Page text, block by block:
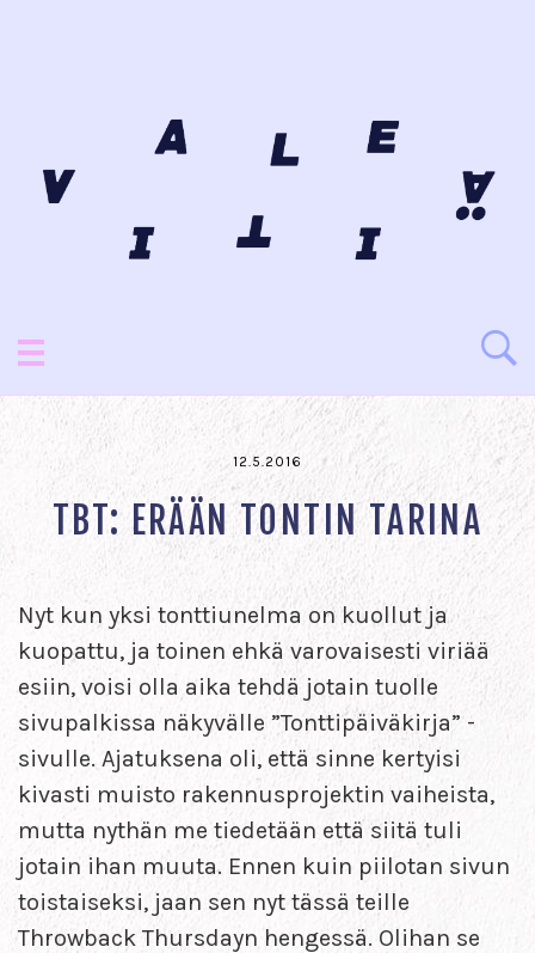
12.5.2016
TBT: ERÄÄN TONTIN TARINA
Nyt kun yksi tonttiunelma on kuollut ja
kuopattu, ja toinen ehkä varovaisesti viriää
esiin, voisi olla aika tehdä jotain tuolle
sivupalkissa näkyvälle ”Tonttipäiväkirja” -
sivulle. Ajatuksena oli, että sinne kertyisi
kivasti muisto rakennusprojektin vaiheista,
mutta nythän me tiedetään että siitä tuli
jotain ihan muuta. Ennen kuin piilotan sivun
toistaiseksi, jaan sen nyt tässä teille
Throwback Thursdayn hengessä. Olihan se